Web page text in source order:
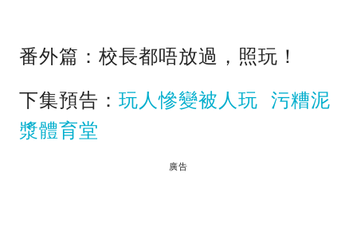
番外篇：校長都唔放過，照玩！
下集預告： 玩人慘變被人玩 污糟泥
漿體育堂
廣告